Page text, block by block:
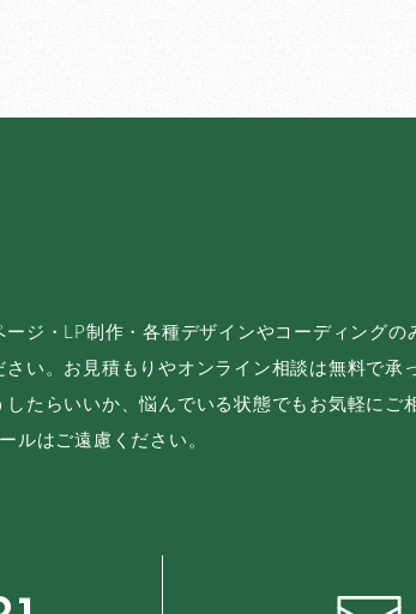
ージ・LP制作・各種デザインやコーディング
さい。お見積もりやオンライン相談は無料で承
したらいいか、悩んでいる状態でもお気軽にご
ルはご遠慮ください。